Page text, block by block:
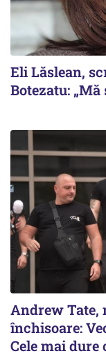
Eli Lăslean,
Botezatu:
Andrew Tate,
închisoare:
Cele mai